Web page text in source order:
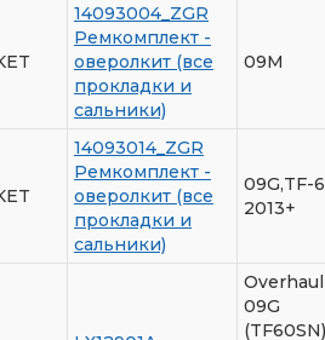
14093004_ZGR
Ремкомплект -
оверолкит (все
прокладки и
сальники)
09M
14093014_ZGR
Ремкомплект -
оверолкит (все
прокладки и
сальники)
09G,TF-
2013+
09G
(TF60SN)